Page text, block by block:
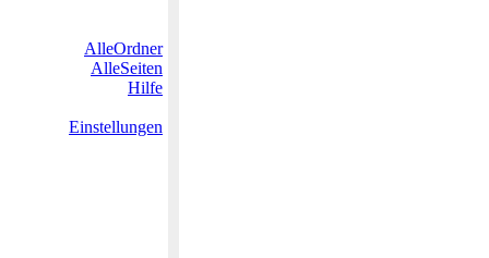
AlleOrdner
AlleSeiten
Hilfe
Einstellungen